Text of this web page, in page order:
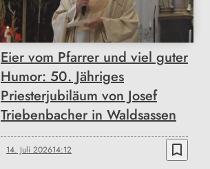
Eier vom Pfarrer und viel guter
Humor: 50. Jähriges
Priesterjubiläum von Josef
Triebenbacher in Waldsassen
14. Juli 202614:12 bookmark_border